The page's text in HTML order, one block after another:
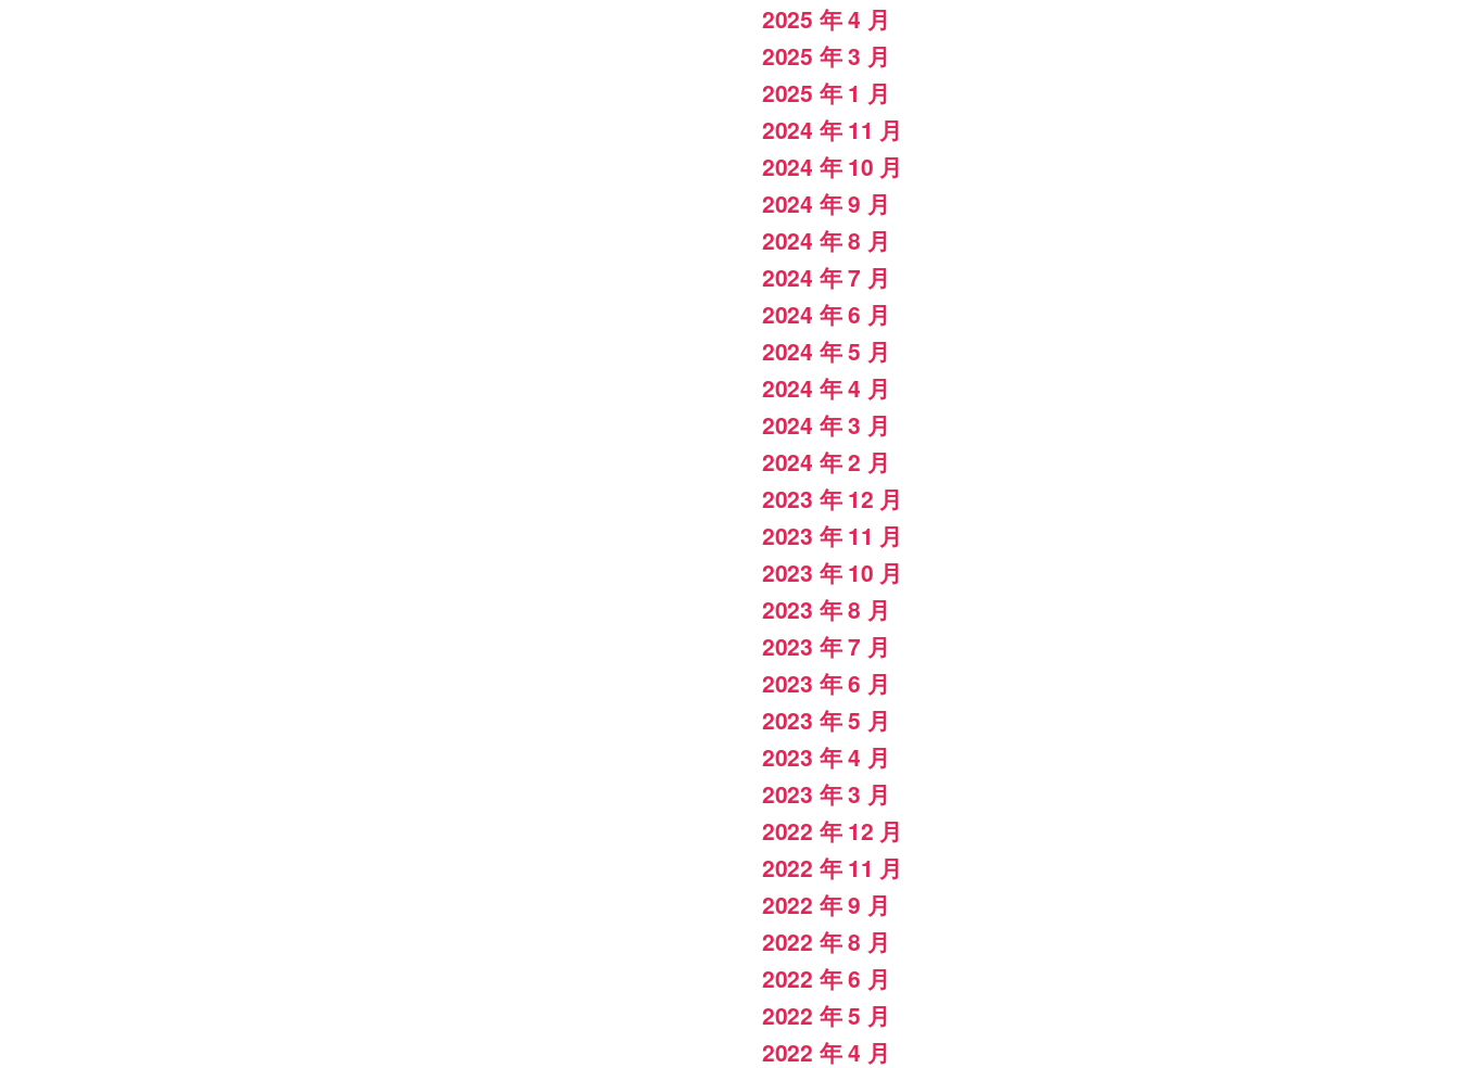
2025 年 4 月
2025 年 3 月
2025 年 1 月
2024 年 11 月
2024 年 10 月
2024 年 9 月
2024 年 8 月
2024 年 7 月
2024 年 6 月
2024 年 5 月
2024 年 4 月
2024 年 3 月
2024 年 2 月
2023 年 12 月
2023 年 11 月
2023 年 10 月
2023 年 8 月
2023 年 7 月
2023 年 6 月
2023 年 5 月
2023 年 4 月
2023 年 3 月
2022 年 12 月
2022 年 11 月
2022 年 9 月
2022 年 8 月
2022 年 6 月
2022 年 5 月
2022 年 4 月